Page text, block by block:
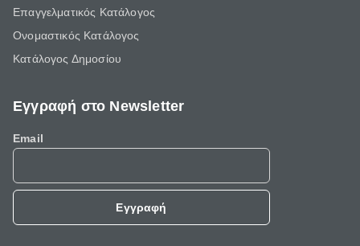
Επαγγελματικός Κατάλογος
Ονομαστικός Κατάλογος
Κατάλογος Δημοσίου
Εγγραφή στο Newsletter
Email
Εγγραφή